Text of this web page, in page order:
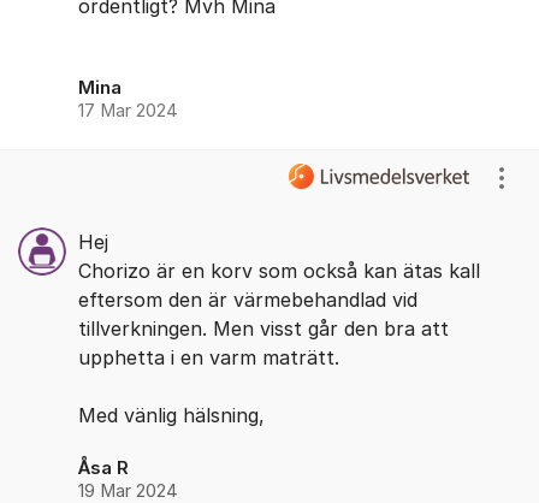
ordentligt? Mvh Mina
Mina
17 Mar 2024
Hej
Chorizo är en korv som också kan ätas kall
eftersom den är värmebehandlad vid
tillverkningen. Men visst går den bra att
upphetta i en varm maträtt.
Med vänlig hälsning,
Åsa R
19 Mar 2024